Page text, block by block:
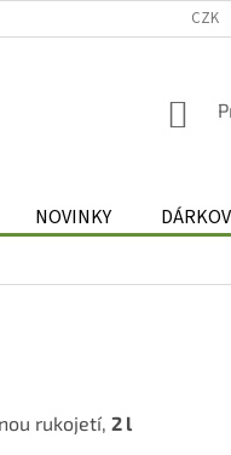
CZK
NOVINKY
rukojetí, 2 l